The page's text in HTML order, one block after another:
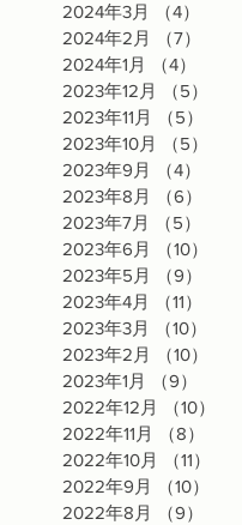
2024年3月
（4）
2024年2月
（7）
2024年1月
（4）
2023年12月
（5）
2023年11月
（5）
2023年10月
（5）
2023年9月
（4）
2023年8月
（6）
2023年7月
（5）
2023年6月
（10）
2023年5月
（9）
2023年4月
（11）
2023年3月
（10）
2023年2月
（10）
2023年1月
（9）
2022年12月
（10）
2022年11月
（8）
2022年10月
（11）
2022年9月
（10）
2022年8月
（9）